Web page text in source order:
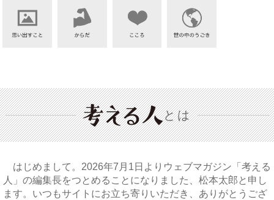
とは
はじめまして。2026年7月1日よりウェブマガジン「考える
人」の編集長をつとめることになりました、松本太郎と申し
ます。いつもサイトにお立ち寄りいただき、ありがとうござ